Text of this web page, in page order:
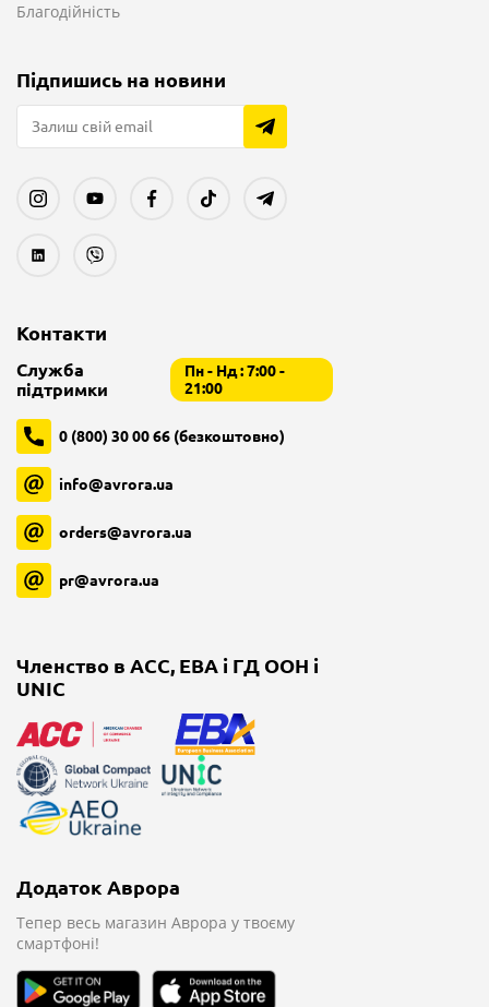
Благодійність
Підпишись на новини
Контакти
Служба
підтримки
Пн - Нд : 7:00 -
21:00
0 (800) 30 00 66 (безкоштовно)
info@avrora.ua
orders@avrora.ua
pr@avrora.ua
Членство в ACC, EBA і ГД ООН і
UNIC
Додаток Аврора
Тепер весь магазин Аврора у твоєму
смартфоні!